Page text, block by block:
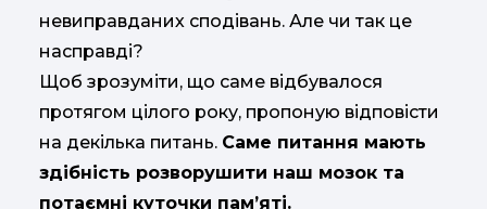
невиправданих сподівань. Але чи так це
насправді?
Щоб зрозуміти, що саме відбувалося
протягом цілого року, пропоную відповісти
на декілька питань. Саме питання мають
здібність розворушити наш мозок та
потаємні куточки пам’яті.